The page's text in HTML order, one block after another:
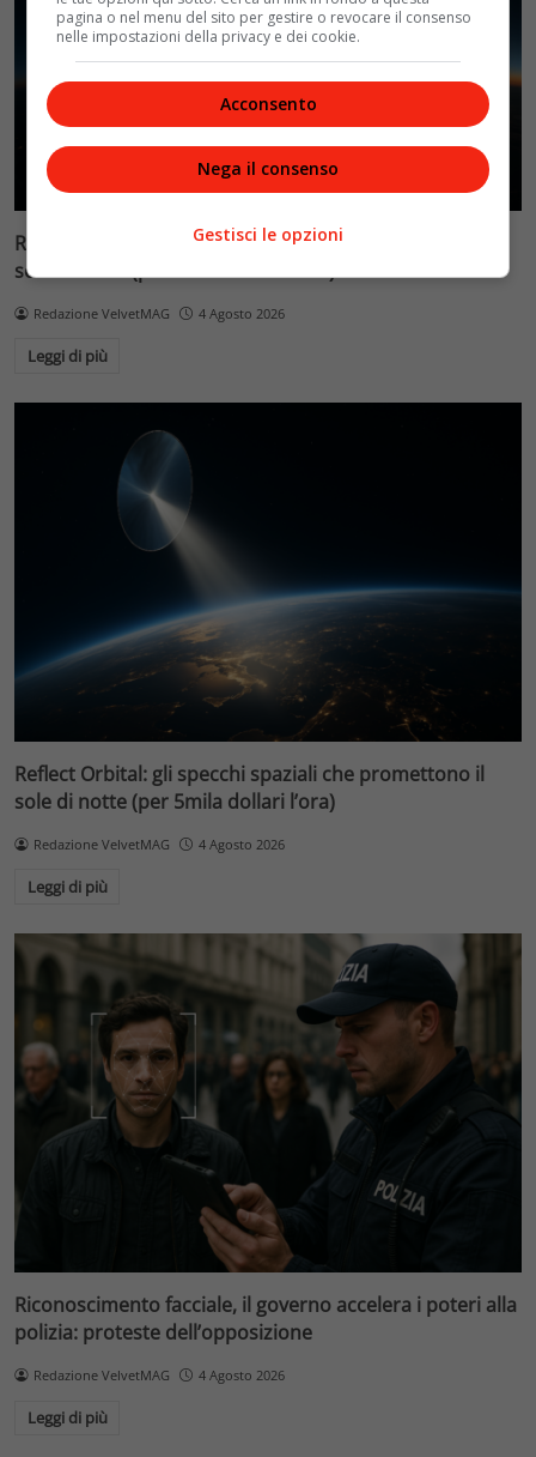
Reflect Orbital: gli specchi spaziali che promettono il
sole di notte (per 5mila dollari l’ora)
Redazione VelvetMAG 4 Agosto 2026
Leggi di più
Reflect Orbital: gli specchi spaziali che promettono il
sole di notte (per 5mila dollari l’ora)
Redazione VelvetMAG 4 Agosto 2026
Leggi di più
Riconoscimento facciale, il governo accelera i poteri alla
polizia: proteste dell’opposizione
Redazione VelvetMAG 4 Agosto 2026
Leggi di più
pagina o nel menu del sito per gestire o revocare il consenso
nelle impostazioni della privacy e dei cookie.
Acconsento
Nega il consenso
Gestisci le opzioni